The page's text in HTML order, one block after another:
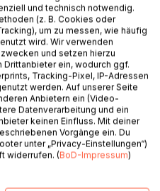
von den
und tiefen Gefühlen, die
sind. Zwischen Fürsorge,
und bedingungsloser Liebe
zu ihren eigenen
dazu ein, die Rolle als
gesellschaftliche und
und einen eigenen
und technisch notwendig.
(z. B. Cookies oder
um zu messen, wie häufig
wird. Wir verwenden
und setzen hierzu
ein, wodurch ggf.
Tracking-Pixel, IP-Adressen
werden. Auf unserer Seite
Anbietern ein (Video-
Datenverarbeitung und ein
keinen Einfluss. Mit deiner
Vorgänge ein. Du
unter „Privacy-Einstellungen“)
widerrufen. (BoD-Impressum)